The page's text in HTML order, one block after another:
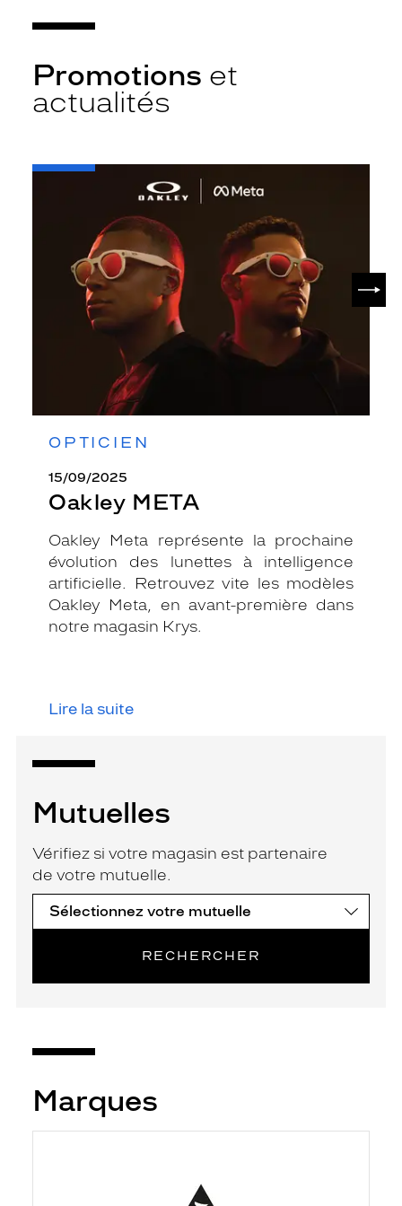
Promotions et
actualités
OPTICIEN
15/09/2025
Oakley META
Oakley Meta représente la prochaine
évolution des lunettes à intelligence
artificielle. Retrouvez vite les modèles
Oakley Meta, en avant-première dans
notre magasin Krys.
Lire la suite
-
Mutuelles
Vérifiez si votre magasin est partenaire
de votre mutuelle.
RECHERCHER
Marques